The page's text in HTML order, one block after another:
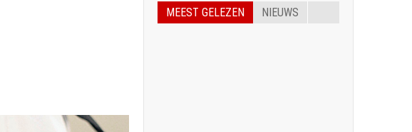
MEEST GELEZEN NIEUWS